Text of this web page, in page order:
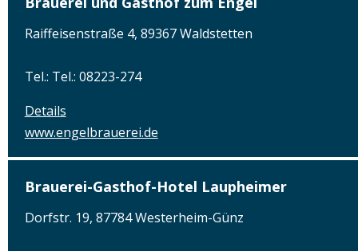
Raiffeisenstraße 4, 89367 Waldstetten
Tel.: Tel.: 08223-274
Details
www.engelbrauerei.de
Brauerei-Gasthof-Hotel Laupheimer
Dorfstr. 19, 87784 Westerheim-Günz